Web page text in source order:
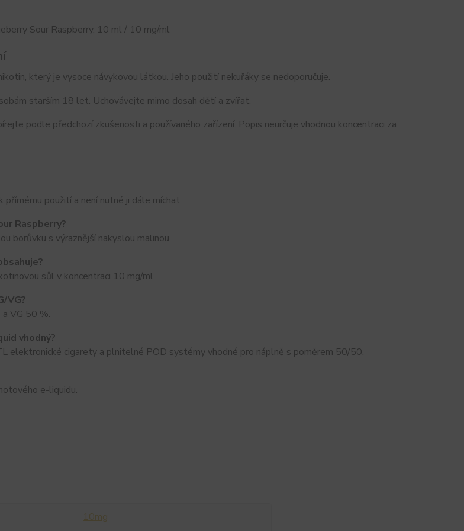
Sour Raspberry, 10 ml / 10 mg/ml
který je vysoce návykovou látkou. Jeho použití nekuřáky se nedoporučuje.
starším 18 let. Uchovávejte mimo dosah dětí a zvířat.
podle předchozí zkušenosti a používaného zařízení. Popis neurčuje vhodnou koncentraci za
přímému použití a není nutné ji dále míchat.
Raspberry?
borůvku s výraznější nakyslou malinou.
sůl v koncentraci 10 mg/ml.
VG?
VG 50 %.
vhodný?
elektronické cigarety a plnitelné POD systémy vhodné pro náplně s poměrem 50/50.
e-liquidu.
10mg